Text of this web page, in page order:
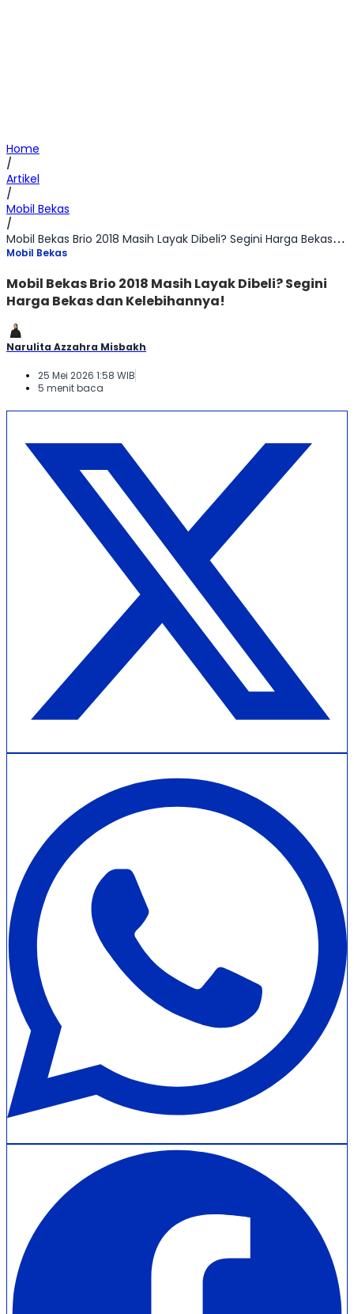
Home
/
Artikel
/
Mobil Bekas
/
Mobil Bekas Brio 2018 Masih Layak Dibeli? Segini Harga Bekas dan Kelebihannya!
Mobil Bekas
Mobil Bekas Brio 2018 Masih Layak Dibeli? Segini
Harga Bekas dan Kelebihannya!
Narulita Azzahra Misbakh
25 Mei 2026 1:58 WIB
5 menit baca